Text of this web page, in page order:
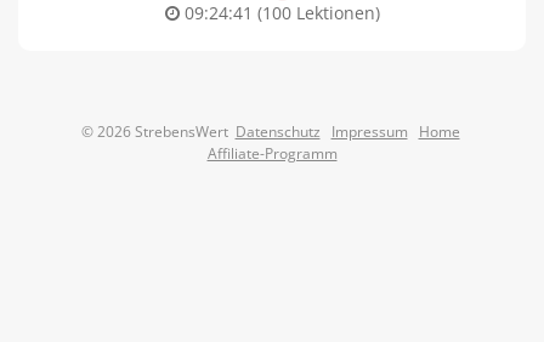
09:24:41 (100 Lektionen)
© 2026 StrebensWert Datenschutz Impressum
Home
Affiliate-Programm